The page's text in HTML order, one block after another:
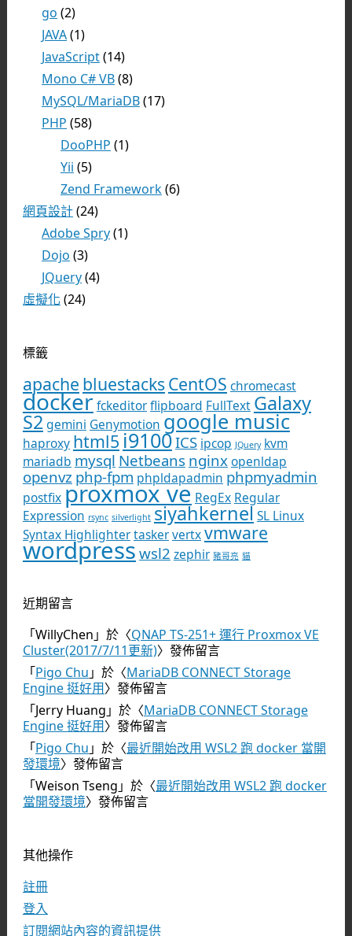
go (2)
JAVA(1)
JavaScript(14)
Mono C# VB(8)
MySQL/MariaDB(17)
PHP (58)
DooPHP (1)
Yii (5)
Zend Framework(6)
網頁設計(24)
Adobe Spry(1)
Dojo (3)
JQuery(4)
虛擬化(24)
標籤
apache bluestacksCentOS chromecast
dockerfckeditorflipboard FullText Galaxy
S2gemini Genymotion google music
haproxy html5 i9100ICS ipcop JQuery kvm
mariadb mysql Netbeans nginxopenldap
openvz php-fpm phpldapadmin phpmyadmin
postfixproxmox ve RegEx Regular
Expression rsync silverlight siyahkernelSL Linux
Syntax Highlightertaskervertxvmware
wordpresswsl2 zephir 豬哥亮 貓
近期留言
「WillyChen 」於〈QNAP TS-251+ 運行 Proxmox VE
Cluster(2017/7/11更新)〉發佈留言
「Pigo Chu 」於〈MariaDB CONNECT Storage
Engine 挺好用〉發佈留言
「Jerry Huang 」於〈MariaDB CONNECT Storage
Engine 挺好用〉發佈留言
「Pigo Chu 」於〈最近開始改用 WSL2 跑 docker 當開
發環境〉發佈留言
「Weison Tseng 」於〈最近開始改用 WSL2 跑 docker
當開發環境〉發佈留言
其他操作
註冊
登入
訂閱網站內容的資訊提供